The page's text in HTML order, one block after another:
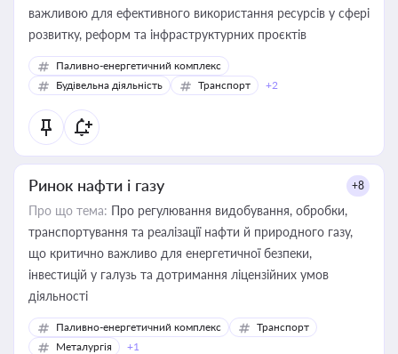
важливою для ефективного використання ресурсів у сфері
розвитку, реформ та інфраструктурних проєктів
Паливно-енергетичний комплекс
Будівельна діяльність
Транспорт +2
Ринок нафти і газу +8
Про що тема: Про регулювання видобування, обробки,
транспортування та реалізації нафти й природного газу,
що критично важливо для енергетичної безпеки,
інвестицій у галузь та дотримання ліцензійних умов
діяльності
Паливно-енергетичний комплекс
Транспорт
Металургія
+1